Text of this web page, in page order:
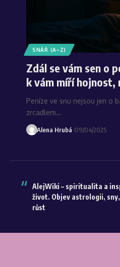
SNÁŘ (A–Z)
Zdál se vám sen o
k vám míří hojnost,
Peníze ve snu nejsou jen o
zrcadlem…
Alena Hrubá 09/04/2025
AlejWiki – spiritualita a
život. Objev astrologii,
růst